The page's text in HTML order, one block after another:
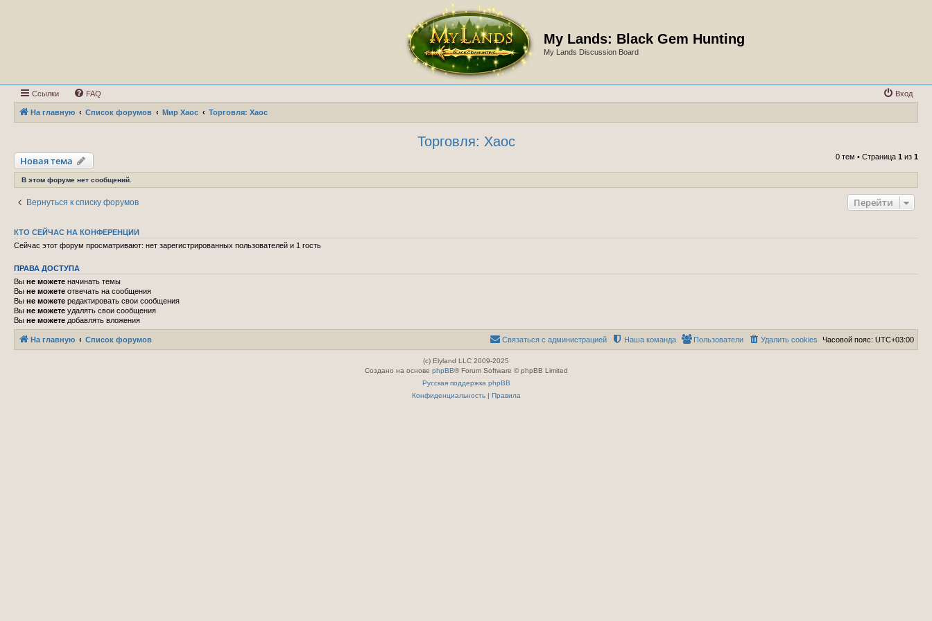
My Lands: Black Gem Hunting
My Lands Discussion Board
Ссылки FAQ Вход
На главную Список форумов Мир Хаос Торговля: Хаос
Торговля: Хаос
Новая тема 0 тем • Страница 1 из 1
В этом форуме нет сообщений.
Вернуться к списку форумов Перейти
КТО СЕЙЧАС НА КОНФЕРЕНЦИИ
Сейчас этот форум просматривают: нет зарегистрированных пользователей и 1 гость
ПРАВА ДОСТУПА
Вы не можете начинать темы
Вы не можете отвечать на сообщения
Вы не можете редактировать свои сообщения
Вы не можете удалять свои сообщения
Вы не можете добавлять вложения
На главную Список форумов Часовой пояс: UTC+03:00
Удалить cookies
Пользователи
Наша команда
Связаться с администрацией
(c) Elyland LLC 2009-2025
Создано на основе phpBB® Forum Software © phpBB Limited
Русская поддержка phpBB
Конфиденциальность| Правила